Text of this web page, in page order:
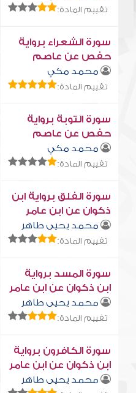
تقييم المادة:
سورة الشعراء برواية
حفص عن عاصم
محمد مكي
تقييم المادة:
سورة التوبة برواية
حفص عن عاصم
محمد مكي
تقييم المادة:
سورة الفلق برواية ابن
ذكوان عن ابن عامر
محمد يحيى طاهر
تقييم المادة:
سورة المسد برواية
ابن ذكوان عن ابن عامر
محمد يحيى طاهر
تقييم المادة:
سورة الكافرون برواية
ابن ذكوان عن ابن عامر
محمد يحيى طاهر